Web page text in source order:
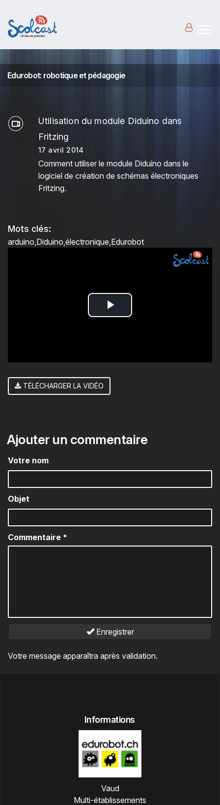
Edurobot: robotique et pédagogie
Utilisation du module Diduino dans
Fritzing
17 avril 2014
Comment utiliser le module Diduino dans le
logiciel de création de schémas électroniques
Fritzing.
Mots clés:
arduino Diduino électronique Edurobot
Play
TÉLÉCHARGER LA VIDÉO
Ajouter un commentaire
Votre nom
Objet
Commentaire *
Enregistrer
Votre message apparaîtra après validation.
Informations
Vaud
Multi-établissements